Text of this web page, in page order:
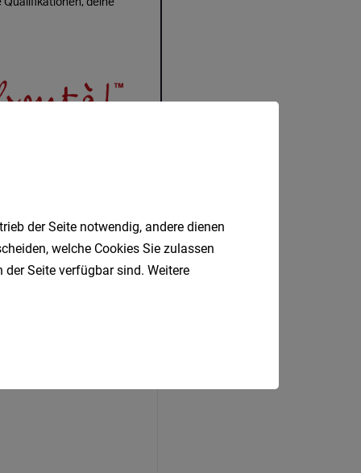
der Seite notwendig, andere dienen
welche Cookies Sie zulassen
Seite verfügbar sind. Weitere